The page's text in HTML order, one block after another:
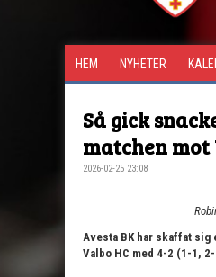
HEM NYHETER
Så gick
matchen
2026-02-25 23:08
Avesta BK har skaffat sig
Valbo HC med 4-2 (1-1,